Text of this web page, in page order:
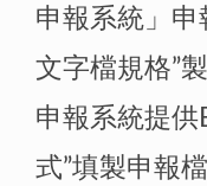
申報系統」申
文字檔規格”
申報系統提供
式”填製申報